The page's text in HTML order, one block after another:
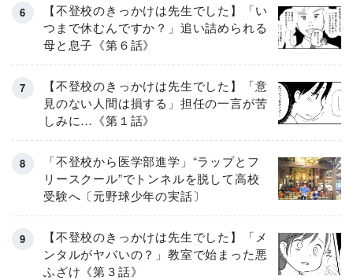
【不登校のきっかけは先生でした】「い
つまで休むんですか？」追い詰められる
母と息子《第６話》
【不登校のきっかけは先生でした】「意
見のない人間は損する」担任の一言が苦
しみに…《第１話》
「不登校から医学部進学」“ラップとフ
リースクール”でトンネルを脱して高校
受験へ〔元野球少年の実話〕
【不登校のきっかけは先生でした】「メ
ンタルがヤバいの？」教室で始まった悪
ふざけ《第３話》